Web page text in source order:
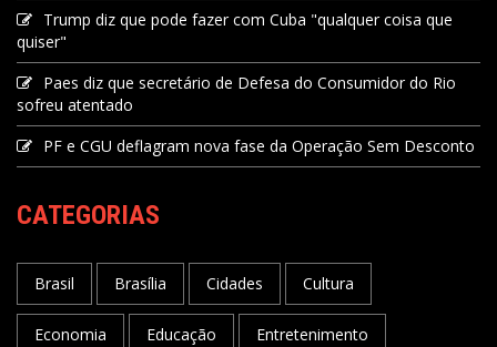
Trump diz que pode fazer com Cuba "qualquer coisa que
quiser"
Paes diz que secretário de Defesa do Consumidor do Rio
sofreu atentado
PF e CGU deflagram nova fase da Operação Sem Desconto
CATEGORIAS
Brasil Brasília Cidades Cultura
Economia Educação Entretenimento